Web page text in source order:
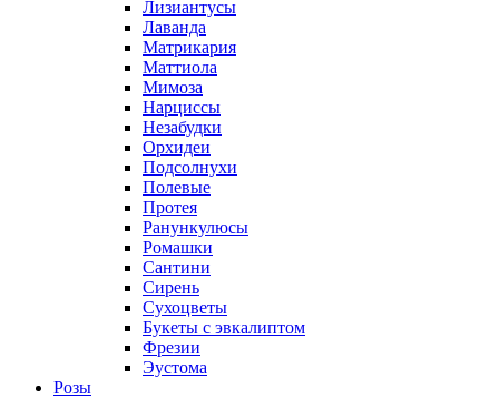
Лизиантусы
Лаванда
Матрикария
Маттиола
Мимоза
Нарциссы
Незабудки
Орхидеи
Подсолнухи
Полевые
Протея
Ранункулюсы
Ромашки
Сантини
Сирень
Сухоцветы
Букеты с эвкалиптом
Фрезии
Эустома
Розы